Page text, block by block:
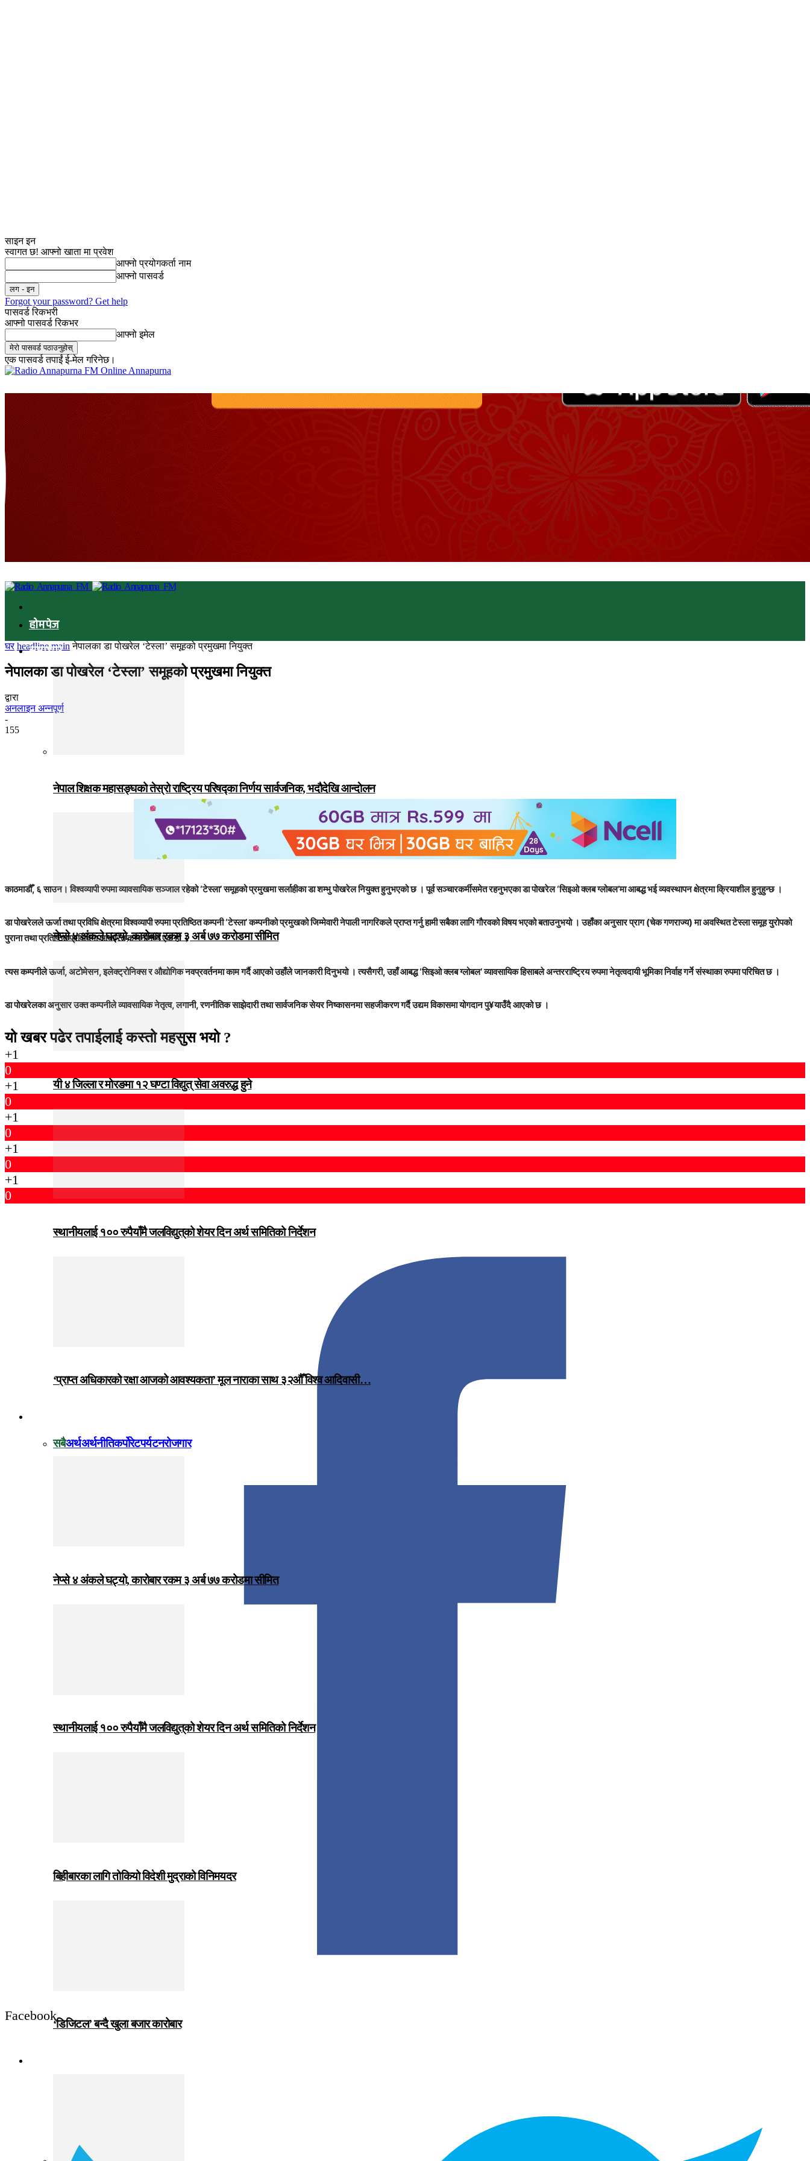
साइन इन
स्वागत छ! आफ्नो खाता मा प्रवेश
आफ्नो प्रयोगकर्ता नाम
आफ्नो पासवर्ड
Forgot your password? Get help
पासवर्ड रिकभरी
आफ्नो पासवर्ड रिकभर
आफ्नो इमेल
एक पासवर्ड तपाईं ई-मेल गरिनेछ।
Online Annapurna
होमपेज
समाचार
नेपाल शिक्षक महासङ्घको तेस्रो राष्ट्रिय परिषद्का निर्णय सार्वजनिक, भदाैदेखि आन्दाेलन
नेप्से ४ अंकले घट्यो, कारोबार रकम ३ अर्ब ७७ करोडमा सीमित
यी ४ जिल्ला र मोरङमा १२ घण्टा विद्युत् सेवा अवरुद्ध हुने
स्थानीयलाई १०० रुपैयाँमै जलविद्युत्‌को शेयर दिन अर्थ समितिको निर्देशन
‘प्राप्त अधिकारको रक्षा आजको आवश्यकता’ मूल नाराका साथ ३२औँ विश्व आदिवासी…
सबैअर्थअर्थनीतिकर्पोरेटपर्यटनरोजगार
नेप्से ४ अंकले घट्यो, कारोबार रकम ३ अर्ब ७७ करोडमा सीमित
स्थानीयलाई १०० रुपैयाँमै जलविद्युत्‌को शेयर दिन अर्थ समितिको निर्देशन
बिहीबारका लागि तोकियो विदेशी मुद्राको विनिमयदर
‘डिजिटल’ बन्दै खुला बजार कारोबार
घर headline main नेपालका डा पोखरेल ‘टेस्ला’ समूहको प्रमुखमा नियुक्त
नेपालका डा पोखरेल ‘टेस्ला’ समूहको प्रमुखमा नियुक्त
द्वारा
अनलाइन अन्नपूर्ण
-
155
काठमाडौँ, ६ साउन। विश्वव्यापी रुपमा व्यावसायिक सञ्जाल रहेको ‘टेस्ला’ समूहको प्रमुखमा सर्लाहीका डा शम्भु पोखरेल नियुक्त हुनुभएको छ । पूर्व सञ्चारकर्मीसमेत रहनुभएका डा पोखरेल ‘सिइओ क्लब ग्लोबल’मा आबद्ध भई व्यवस्थापन क्षेत्रमा क्रियाशील हुनुहुन्छ ।
डा पोखरेलले ऊर्जा तथा प्रविधि क्षेत्रमा विश्वव्यापी रुपमा प्रतिष्ठित कम्पनी ‘टेस्ला’ कम्पनीको प्रमुखको जिम्मेवारी नेपाली नागरिकले प्राप्त गर्नु हामी सबैका लागि गौरवको विषय भएको बताउनुभयो । उहाँका अनुसार प्राग (चेक गणराज्य) मा अवस्थित टेस्ला समूह युरोपको
पुराना तथा प्रतिष्ठित प्रविधिमा आधारित कम्पनीमध्ये एक हो ।
त्यस कम्पनीले ऊर्जा, अटोमेसन, इलेक्ट्रोनिक्स र औद्योगिक नवप्रवर्तनमा काम गर्दै आएको उहाँले जानकारी दिनुभयो । त्यसैगरी, उहाँ आबद्ध ‘सिइओ क्लब ग्लोबल’ व्यावसायिक हिसाबले अन्तरराष्ट्रिय रुपमा नेतृत्वदायी भूमिका निर्वाह गर्ने संस्थाका रुपमा परिचित छ ।
डा पोखरेलका अनुसार उक्त कम्पनीले व्यावसायिक नेतृत्व, लगानी, रणनीतिक साझेदारी तथा सार्वजनिक सेयर निष्कासनमा सहजीकरण गर्दै उद्यम विकासमा योगदान पु¥याउँदै आएको छ ।
यो खबर पढेर तपाईलाई कस्तो महसुस भयो ?
+1
0
+1
0
+1
0
+1
0
+1
0
Facebook